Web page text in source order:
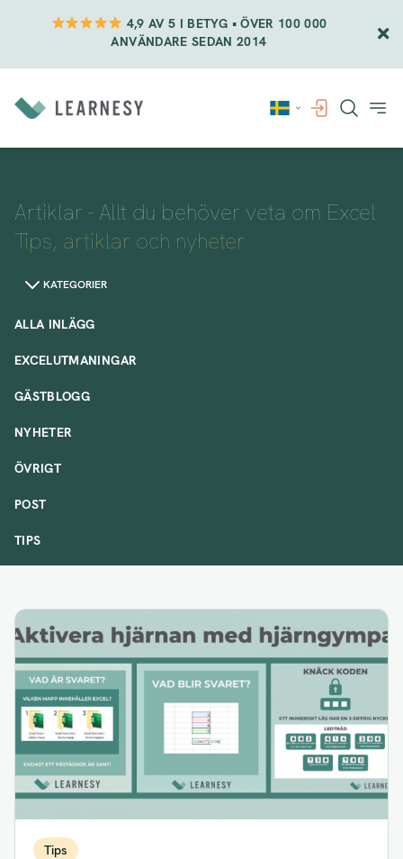
4,9 AV 5 I BETYG • ÖVER 100 000
ANVÄNDARE SEDAN 2014
till
innehåll
Artiklar - Allt du behöver veta om Excel
Tips, artiklar och nyheter
KATEGORIER
ALLA INLÄGG
EXCELUTMANINGAR
GÄSTBLOGG
NYHETER
ÖVRIGT
POST
TIPS
Tips